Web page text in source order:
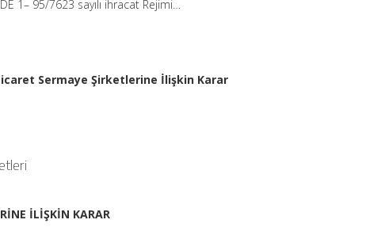
1– 95/7623 sayılı ihracat Rejimi…
Sermaye Şirketlerine İlişkin Karar
İLİŞKİN KARAR